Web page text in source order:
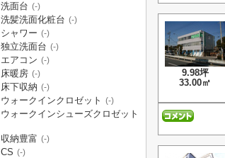
9.98坪
33.00㎡
洗面台 (-)
洗髪洗面化粧台 (-)
シャワー (-)
独立洗面台 (-)
エアコン (-)
床暖房 (-)
床下収納 (-)
ウォークインクロゼット (-)
ウォークインシューズクロゼット
収納豊富 (-)
CS (-)